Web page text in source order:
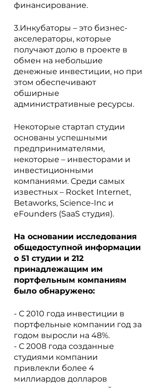
финансирование.
3.Инкубаторы – это бизнес-
акселераторы, которые
получают долю в проекте в
обмен на небольшие
денежные инвестиции, но при
этом обеспечивают
обширные
административные ресурсы.
Некоторые стартап студии
основаны успешными
предпринимателями,
некоторые – инвесторами и
инвестиционными
компаниями. Среди самых
известных – Rocket Internet,
Betaworks, Science-Inc и
eFounders (SaaS студия).
На основании исследования
общедоступной информации
о 51 студии и 212
принадлежащим им
портфельным компаниям
было обнаружено:
- С 2010 года инвестиции в
портфельные компании год за
годом выросли на 48%.
- С 2008 года созданные
студиями компании
привлекли более 4
миллиардов долларов